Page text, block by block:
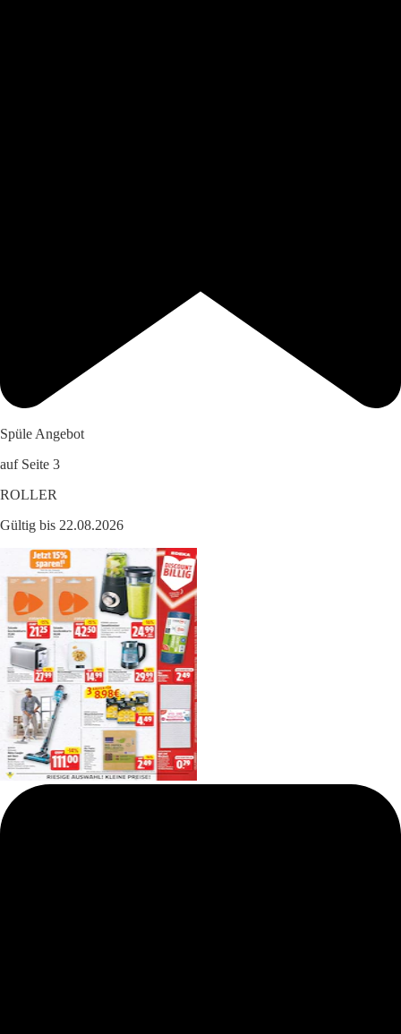
Spüle Angebot
auf Seite 3
ROLLER
Gültig bis 22.08.2026